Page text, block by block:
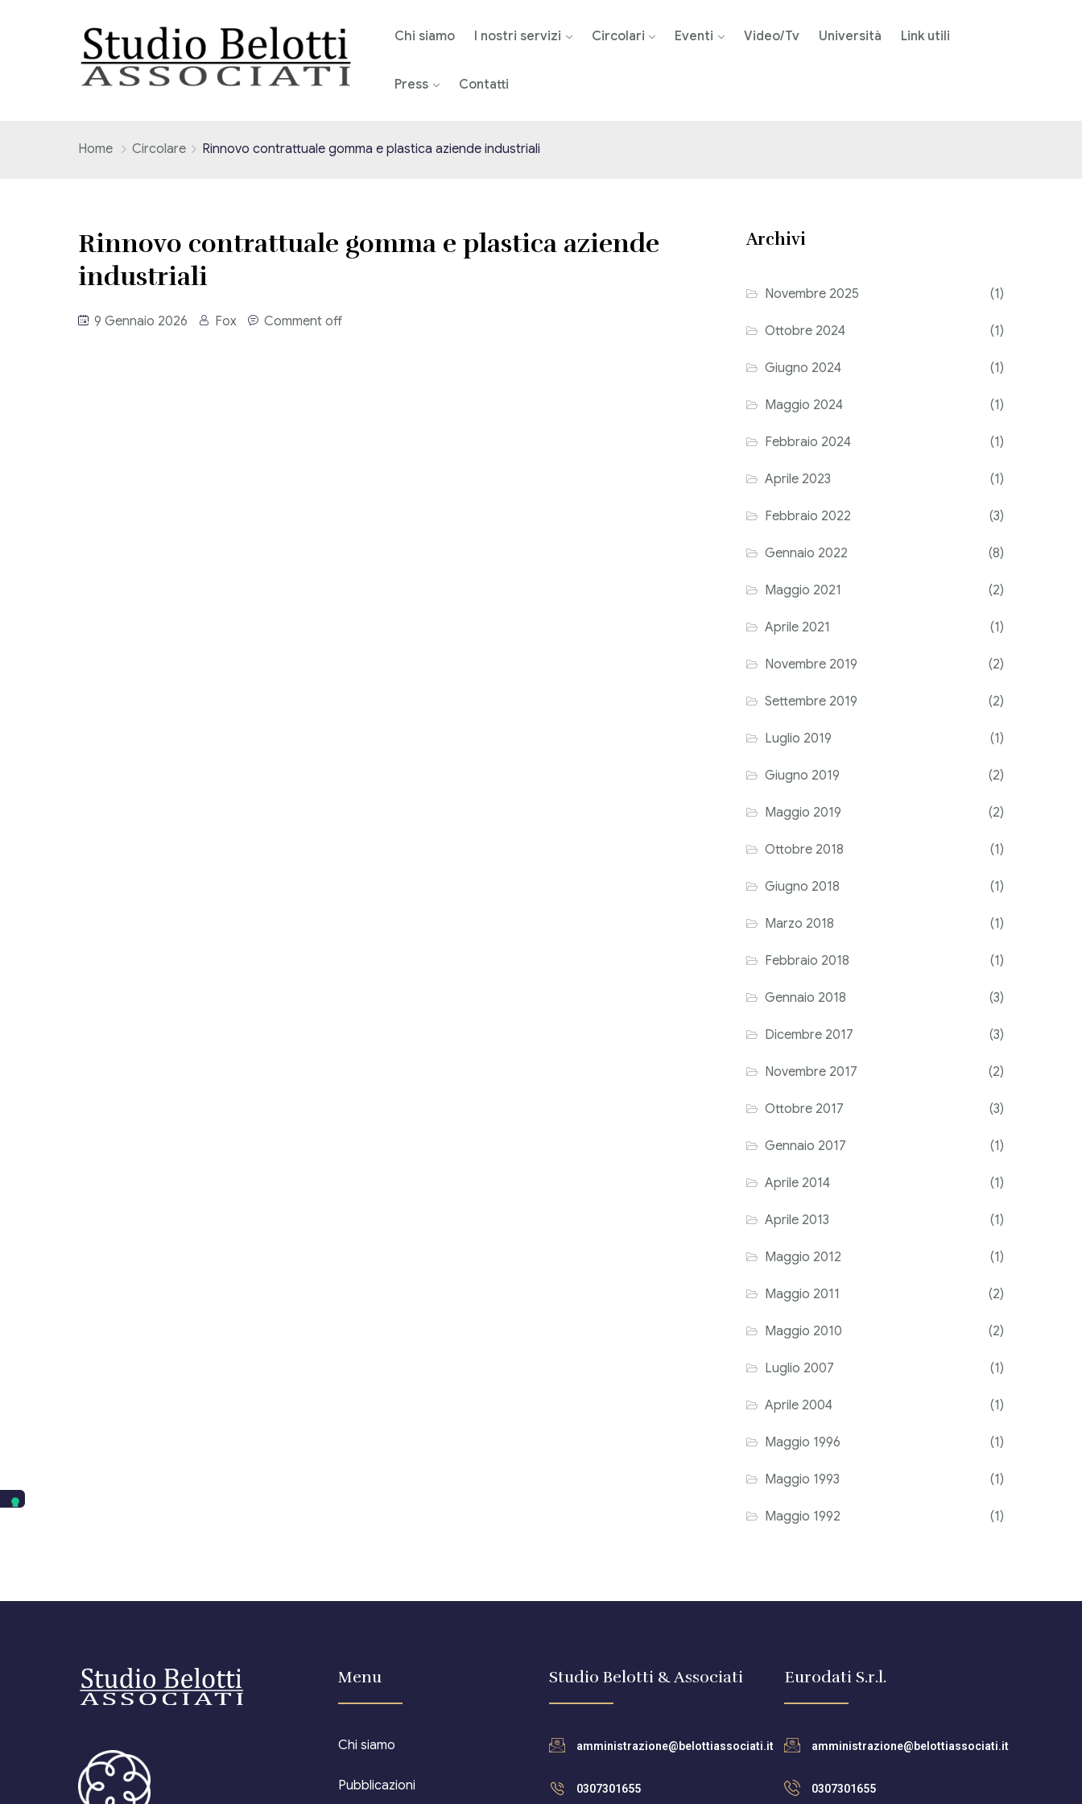
Chi siamo I nostri servizi Circolari Eventi Video/Tv Università Link utili
Press Contatti
Home Circolare Rinnovo contrattuale gomma e plastica aziende industriali
Rinnovo contrattuale gomma e plastica aziende
industriali
9 Gennaio 2026 Fox Comment off
Archivi
Novembre 2025 (1)
Ottobre 2024 (1)
Giugno 2024 (1)
Maggio 2024 (1)
Febbraio 2024 (1)
Aprile 2023 (1)
Febbraio 2022 (3)
Gennaio 2022 (8)
Maggio 2021 (2)
Aprile 2021 (1)
Novembre 2019 (2)
Settembre 2019 (2)
Luglio 2019 (1)
Giugno 2019 (2)
Maggio 2019 (2)
Ottobre 2018 (1)
Giugno 2018 (1)
Marzo 2018 (1)
Febbraio 2018 (1)
Gennaio 2018 (3)
Dicembre 2017 (3)
Novembre 2017 (2)
Ottobre 2017 (3)
Gennaio 2017 (1)
Aprile 2014 (1)
Aprile 2013 (1)
Maggio 2012 (1)
Maggio 2011 (2)
Maggio 2010 (2)
Luglio 2007 (1)
Aprile 2004 (1)
Maggio 1996 (1)
Maggio 1993 (1)
Maggio 1992 (1)
Menu
Chi siamo
Pubblicazioni
Studio Belotti & Associati
amministrazione@belottiassociati.it
0307301655
Eurodati S.r.l.
amministrazione@belottiassociati.it
0307301655